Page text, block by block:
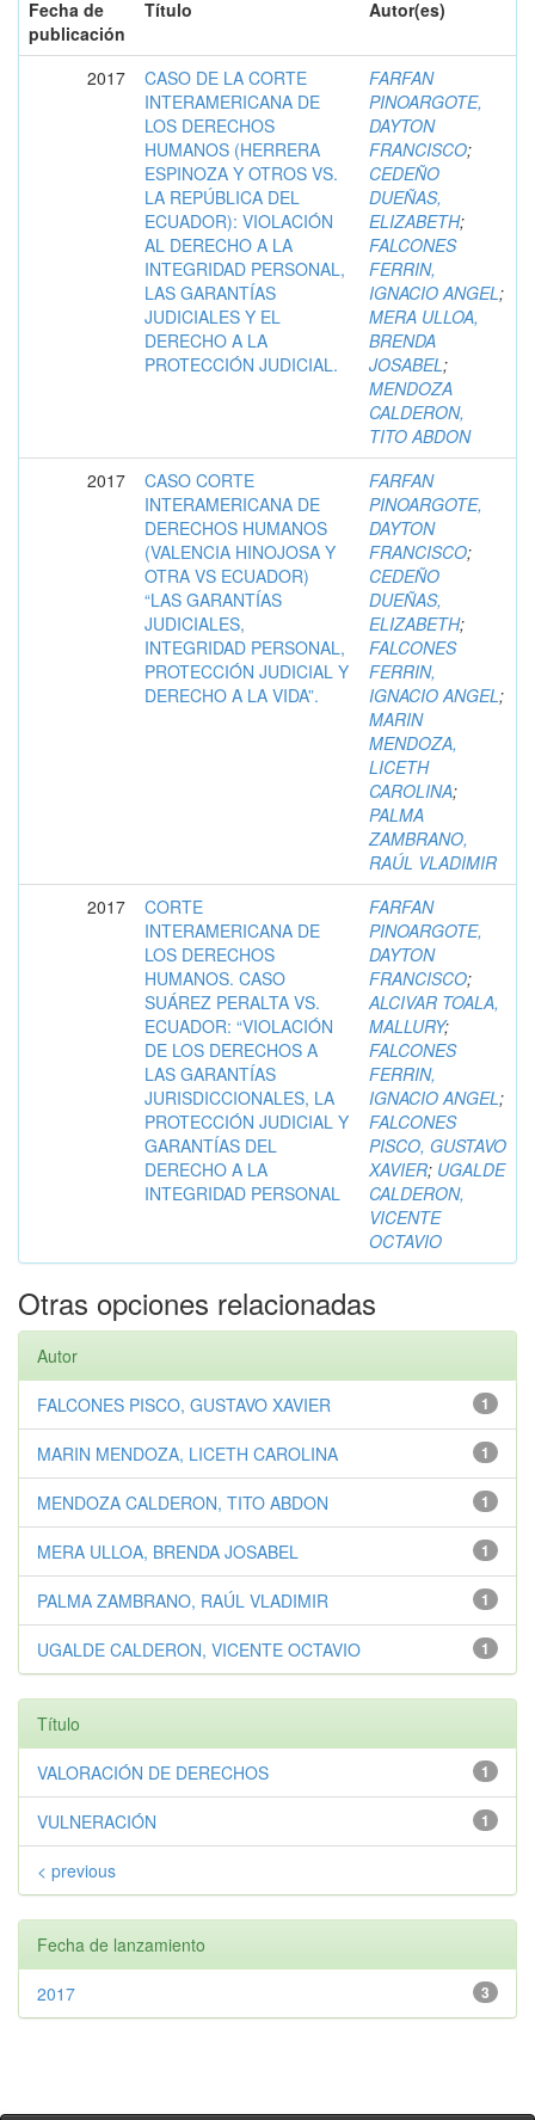
Fecha de
publicación
Título Autor(es)
2017
CASO DE LA CORTE
INTERAMERICANA DE
LOS DERECHOS
HUMANOS (HERRERA
ESPINOZA Y OTROS VS.
LA REPÚBLICA DEL
ECUADOR): VIOLACIÓN
AL DERECHO A LA
INTEGRIDAD PERSONAL,
LAS GARANTÍAS
JUDICIALES Y EL
DERECHO A LA
PROTECCIÓN JUDICIAL.
FARFAN
PINOARGOTE,
DAYTON
FRANCISCO;
CEDEÑO
DUEÑAS,
ELIZABETH;
FALCONES
FERRIN,
IGNACIO ANGEL;
MERA ULLOA,
BRENDA
JOSABEL;
MENDOZA
CALDERON,
TITO ABDON
2017
CASO CORTE
INTERAMERICANA DE
DERECHOS HUMANOS
(VALENCIA HINOJOSA Y
OTRA VS ECUADOR)
“LAS GARANTÍAS
JUDICIALES,
INTEGRIDAD PERSONAL,
PROTECCIÓN JUDICIAL Y
DERECHO A LA VIDA”.
FARFAN
PINOARGOTE,
DAYTON
FRANCISCO;
CEDEÑO
DUEÑAS,
ELIZABETH;
FALCONES
FERRIN,
IGNACIO ANGEL;
MARIN
MENDOZA,
LICETH
CAROLINA;
PALMA
ZAMBRANO,
RAÚL VLADIMIR
2017
CORTE
INTERAMERICANA DE
LOS DERECHOS
HUMANOS. CASO
SUÁREZ PERALTA VS.
ECUADOR: “VIOLACIÓN
DE LOS DERECHOS A
LAS GARANTÍAS
JURISDICCIONALES, LA
PROTECCIÓN JUDICIAL Y
GARANTÍAS DEL
DERECHO A LA
INTEGRIDAD PERSONAL
FARFAN
PINOARGOTE,
DAYTON
FRANCISCO;
ALCIVAR TOALA,
MALLURY;
FALCONES
FERRIN,
IGNACIO ANGEL;
FALCONES
PISCO, GUSTAVO
XAVIER; UGALDE
CALDERON,
VICENTE
OCTAVIO
Otras opciones relacionadas
Autor
1
FALCONES PISCO, GUSTAVO XAVIER
1
MARIN MENDOZA, LICETH CAROLINA
1
MENDOZA CALDERON, TITO ABDON
1
MERA ULLOA, BRENDA JOSABEL
1
PALMA ZAMBRANO, RAÚL VLADIMIR
1
UGALDE CALDERON, VICENTE OCTAVIO
Título
1
VALORACIÓN DE DERECHOS
1
VULNERACIÓN
< previous
Fecha de lanzamiento
3
2017